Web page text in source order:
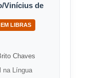
Vinícius de
LIBRAS
Chaves
na Língua